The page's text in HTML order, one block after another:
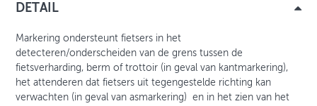
DETAIL
Markering ondersteunt fietsers in het
detecteren/onderscheiden van de grens tussen de
fietsverharding, berm of trottoir (in geval van kantmarkering),
het attenderen dat fietsers uit tegengestelde richting kan
verwachten (in geval van asmarkering) en in het zien van het